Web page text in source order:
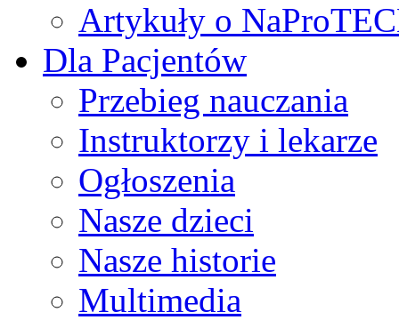
Artykuły o
Dla Pacjentów
Przebieg nauczania
Instruktorzy i lekarze
Ogłoszenia
Nasze dzieci
Nasze historie
Multimedia